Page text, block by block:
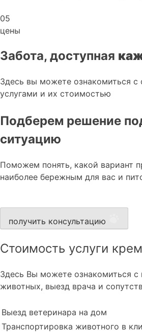
05
цены
Забота, доступная
Здесь вы можете ознакомиться с
услугами и их стоимостью
Подберем решение
ситуацию
Поможем понять, какой вариант
наиболее бережным для вас и
получить консультацию
Стоимость услуги
Здесь Вы можете ознакомиться
животных, выезд врача и
Выезд ветеринара на дом
Транспортировка животного в